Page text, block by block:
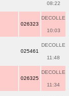
08:22
026323
DECOLLE
10:03
025461
DECOLLE
11:48
026325
DECOLLE
11:34